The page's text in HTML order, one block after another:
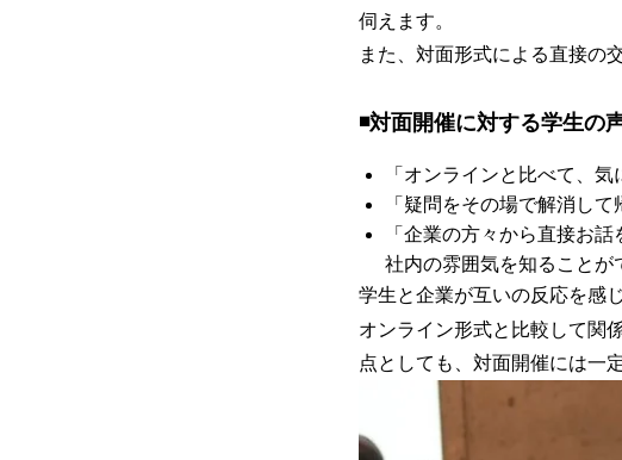
伺えます。
また、対面形式による直接の
◾️対面開催に対する学生の
「オンラインと比べて、
「疑問をその場で解消し
「企業の方々から直接お
社内の雰囲気を知ることが
学生と企業が互いの反応を感
オンライン形式と比較して関
点としても、対面開催には一